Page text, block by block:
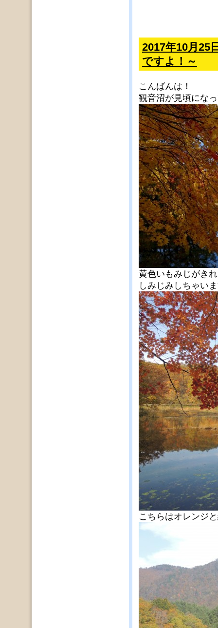
2017年10月
ですよ！～
こんばんは！
観音沼が見頃にな
黄色いもみじがき
しみじみしちゃい
こちらはオレンジ